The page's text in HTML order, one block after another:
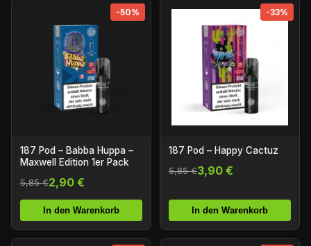
-50%
187 Pod – Babba Huppa –
Maxwell Edition 1er Pack
5,85 €2,90 €
In den Warenkorb
-33%
187 Pod – Happy Cactuz
5,85 €3,90 €
In den Warenkorb